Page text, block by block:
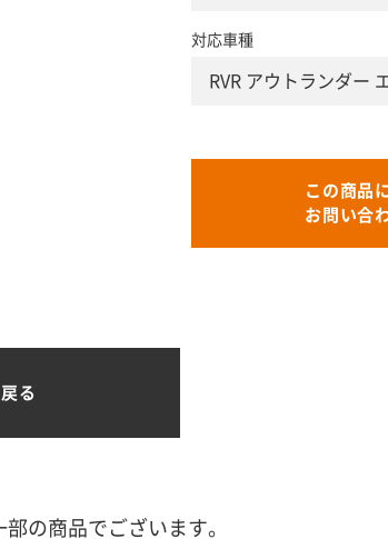
対応車種
RVR アウトランダー
この商品
お問い合
る
の商品でございます。